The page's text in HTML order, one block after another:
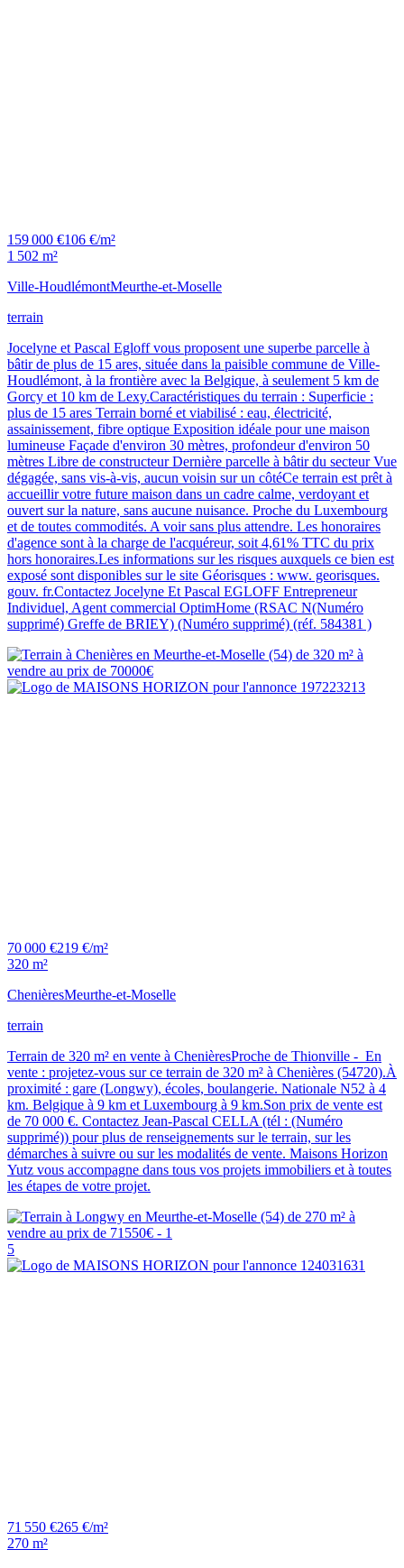
159 000 €106 €/m²
1 502 m²
Ville-HoudlémontMeurthe-et-Moselle
terrain
Jocelyne et Pascal Egloff vous proposent une superbe parcelle à
bâtir de plus de 15 ares, située dans la paisible commune de Ville-
Houdlémont, à la frontière avec la Belgique, à seulement 5 km de
Gorcy et 10 km de Lexy.Caractéristiques du terrain : Superficie :
plus de 15 ares Terrain borné et viabilisé : eau, électricité,
assainissement, fibre optique Exposition idéale pour une maison
lumineuse Façade d'environ 30 mètres, profondeur d'environ 50
mètres Libre de constructeur Dernière parcelle à bâtir du secteur Vue
dégagée, sans vis-à-vis, aucun voisin sur un côtéCe terrain est prêt à
accueillir votre future maison dans un cadre calme, verdoyant et
ouvert sur la nature, sans aucune nuisance. Proche du Luxembourg
et de toutes commodités. A voir sans plus attendre. Les honoraires
d'agence sont à la charge de l'acquéreur, soit 4,61% TTC du prix
hors honoraires.Les informations sur les risques auxquels ce bien est
exposé sont disponibles sur le site Géorisques : www. georisques.
gouv. fr.Contactez Jocelyne Et Pascal EGLOFF Entrepreneur
Individuel, Agent commercial OptimHome (RSAC N(Numéro
supprimé) Greffe de BRIEY) (Numéro supprimé) (réf. 584381 )
70 000 €219 €/m²
320 m²
ChenièresMeurthe-et-Moselle
terrain
Terrain de 320 m² en vente à ChenièresProche de Thionville - En
vente : projetez-vous sur ce terrain de 320 m² à Chenières (54720).À
proximité : gare (Longwy), écoles, boulangerie. Nationale N52 à 4
km. Belgique à 9 km et Luxembourg à 9 km.Son prix de vente est
de 70 000 €. Contactez Jean-Pascal CELLA (tél : (Numéro
supprimé)) pour plus de renseignements sur le terrain, sur les
démarches à suivre ou sur les modalités de vente. Maisons Horizon
Yutz vous accompagne dans tous vos projets immobiliers et à toutes
les étapes de votre projet.
5
71 550 €265 €/m²
270 m²